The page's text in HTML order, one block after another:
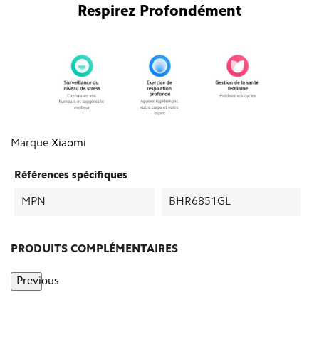
Respirez Profondément
Marque Xiaomi
Références spécifiques
MPN BHR6851GL
PRODUITS COMPLÉMENTAIRES
Previous